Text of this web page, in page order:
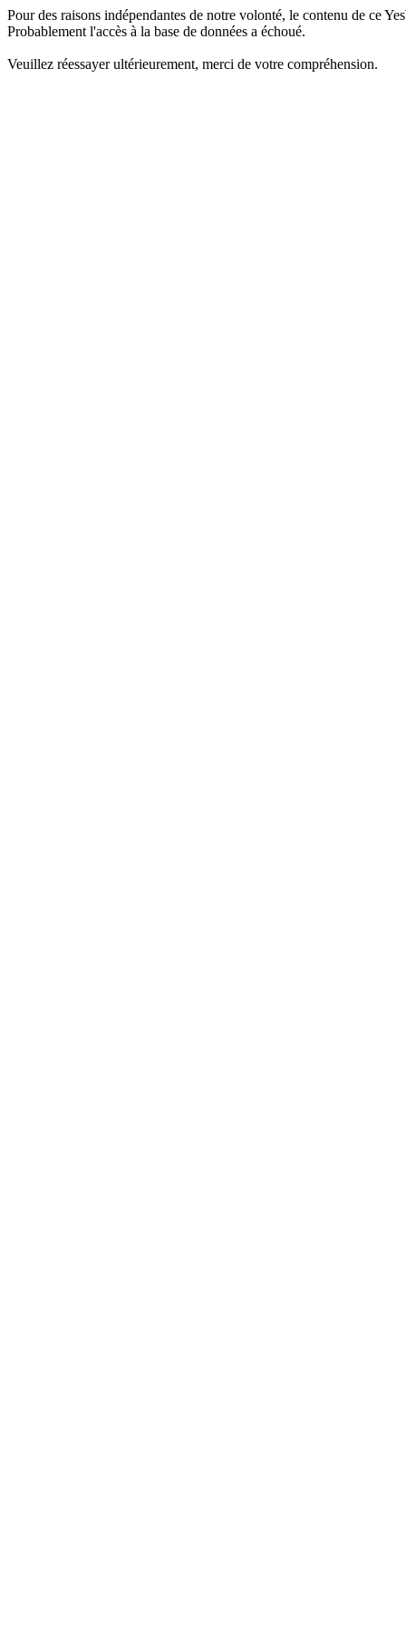
Pour des raisons indépendantes de notre volonté, le contenu de ce
Probablement l'accès à la base de données a échoué.
Veuillez réessayer ultérieurement, merci de votre compréhension.